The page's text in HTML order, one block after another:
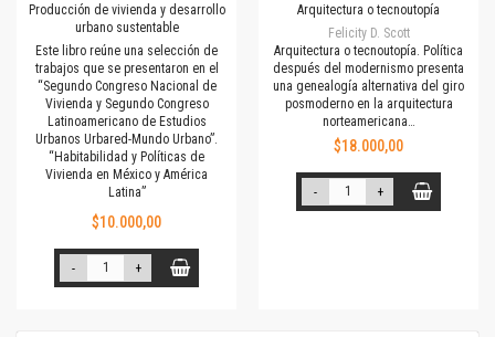
Producción de vivienda y desarrollo
urbano sustentable
Este libro reúne una selección de
trabajos que se presentaron en el
“Segundo Congreso Nacional de
Vivienda y Segundo Congreso
Latinoamericano de Estudios
Urbanos Urbared-Mundo Urbano”.
“Habitabilidad y Políticas de
Vivienda en México y América
Latina”
$10.000,00
- +
Arquitectura o tecnoutopía
Felicity D. Scott
Arquitectura o tecnoutopía. Política
después del modernismo presenta
una genealogía alternativa del giro
posmoderno en la arquitectura
norteamericana…
$18.000,00
- +